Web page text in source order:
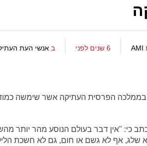
AMI 6 שנים לפני ב אנשי העת
כתב כי: "אין דבר בעולם הנוסע מהר יותר
שלג, אף לא גשם או חום, גם לא חשכת